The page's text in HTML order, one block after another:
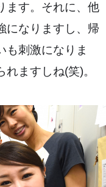
ます。それに、他
になりますし、帰
も刺激になりま
ますしね(笑)。